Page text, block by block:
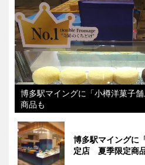
博多駅マイングに「小樽洋菓子
商品も
博多駅マイングに
定店 夏季限定商